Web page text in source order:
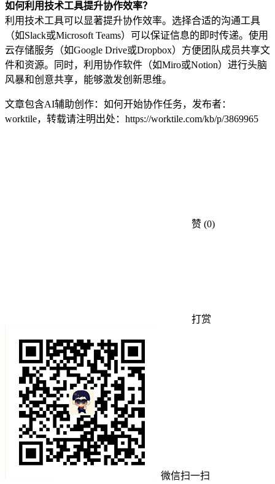
如何利用技术工具提升协作效率？
利用技术工具可以显著提升协作效率。选择合适的沟通工具
（如Slack或Microsoft Teams）可以保证信息的即时传递。使用
云存储服务（如Google Drive或Dropbox）方便团队成员共享文
件和资源。同时，利用协作软件（如Miro或Notion）进行头脑
风暴和创意共享，能够激发创新思维。
文章包含AI辅助创作：如何开始协作任务，发布者：
worktile，转载请注明出处： https://worktile.com/kb/p/3869965
赞 (0)
打赏
微信扫一扫